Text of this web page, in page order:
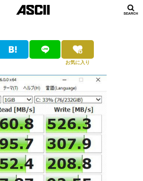
お気に入り